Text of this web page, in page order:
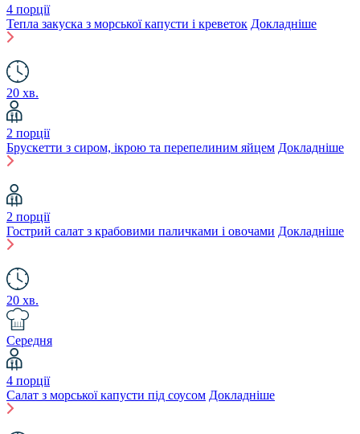
4 порції
Тепла закуска з морської капусти і креветок Докладніше
20 хв.
2 порції
Брускетти з сиром, ікрою та перепелиним яйцем Докладніше
2 порції
Гострий салат з крабовими паличками і овочами Докладніше
20 хв.
Середня
4 порції
Салат з морської капусти під соусом Докладніше